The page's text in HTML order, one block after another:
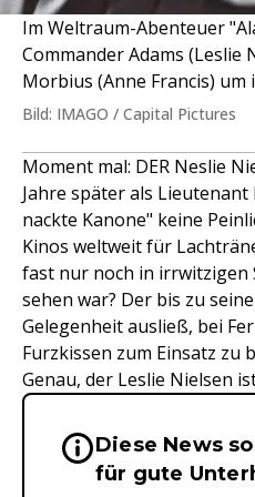
Im Weltraum-Abenteuer
Commander Adams (Leslie
Morbius (Anne Francis)
Bild: IMAGO / Capital Pictures
Moment mal: DER Neslie
Jahre später als
nackte Kanone" keine
Kinos weltweit für
fast nur noch in irrwitzigen
sehen war? Der bis zu
Gelegenheit ausließ, bei
Furzkissen zum Einsatz zu
Genau, der Leslie Nielsen
Wichtige
Diese News
für gute